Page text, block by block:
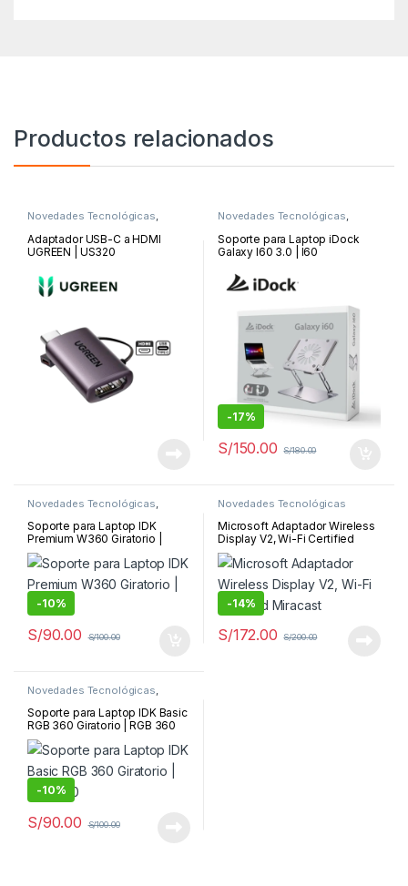
Productos relacionados
Novedades Tecnológicas,
Adaptador USB-C a HDMI
UGREEN | US320
Novedades Tecnológicas,
Soporte para Laptop iDock
Galaxy I60 3.0 | I60
-17%
S/150.00 S/180.00
Novedades Tecnológicas
Soporte para Laptop IDK
Premium W360 Giratorio |
W360
-10%
S/90.00 S/100.00
Novedades Tecnológicas
Microsoft Adaptador Wireless
Display V2, Wi-Fi Certified
Miracast
-14%
S/172.00 S/200.00
Novedades Tecnológicas,
Soporte para Laptop IDK Basic
RGB 360 Giratorio | RGB 360
-10%
S/90.00 S/100.00